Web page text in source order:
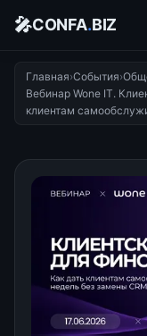
🎤CONFA.BIZ
Главная›События›
Вебинар Wone IT.
клиентам